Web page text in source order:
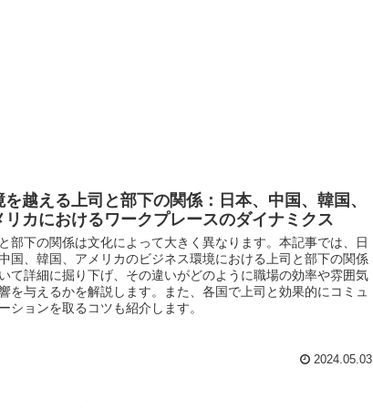
を越える上司と部下の関係：日本、中国、韓国、
リカにおけるワークプレースのダイナミクス
部下の関係は文化によって大きく異なります。本記事では、日
国、韓国、アメリカのビジネス環境における上司と部下の関係
て詳細に掘り下げ、その違いがどのように職場の効率や雰囲気
を与えるかを解説します。また、各国で上司と効果的にコミュ
ションを取るコツも紹介します。
2024.05.03